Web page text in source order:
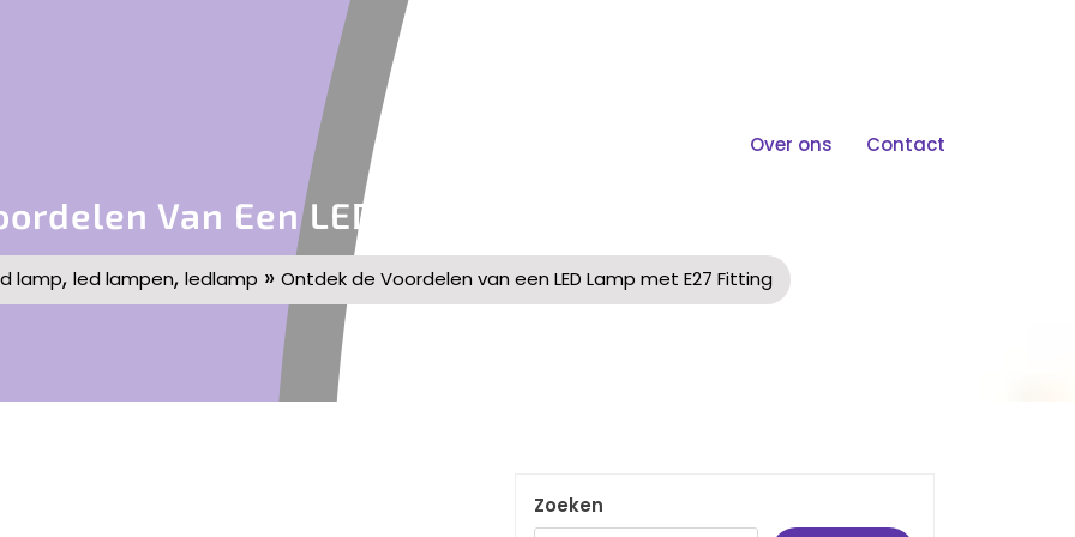
Over ons Contact
Van Een LED Lamp Met E27 Fitting
lamp, led lampen, ledlamp » Ontdek de Voordelen van een LED Lamp met E27 Fitting
Zoeken